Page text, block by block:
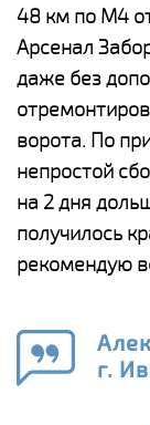
48 км по М4
Арсенал
даже без
ворота. По
непростой
на 2 дня
получилось
рекомендую
г.